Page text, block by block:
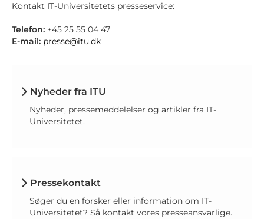
Kontakt IT-Universitetets presseservice:
Telefon: +45 25 55 04 47
E-mail: presse@itu.dk
Nyheder fra ITU
Nyheder, pressemeddelelser og artikler fra IT-
Universitetet.
Pressekontakt
Søger du en forsker eller information om IT-
Universitetet? Så kontakt vores presseansvarlige.